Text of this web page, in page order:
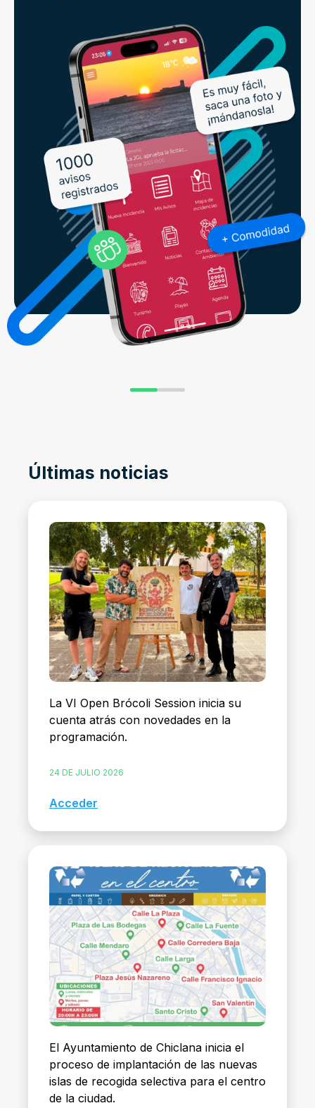
Últimas noticias
La VI Open Brócoli Session inicia su
cuenta atrás con novedades en la
programación.
24 DE JULIO 2026
Acceder
El Ayuntamiento de Chiclana inicia el
proceso de implantación de las nuevas
islas de recogida selectiva para el centro
de la ciudad.